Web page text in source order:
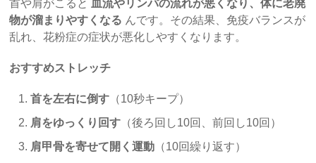
首や肩がこると 血流やリンパの流れが悪くなり、体に老廃
物が溜まりやすくなる んです。その結果、免疫バランスが
乱れ、花粉症の症状が悪化しやすくなります。
おすすめストレッチ
首を左右に倒す （10秒キープ）
肩をゆっくり回す （後ろ回し10回、前回し10回）
肩甲骨を寄せて開く運動 （10回繰り返す）